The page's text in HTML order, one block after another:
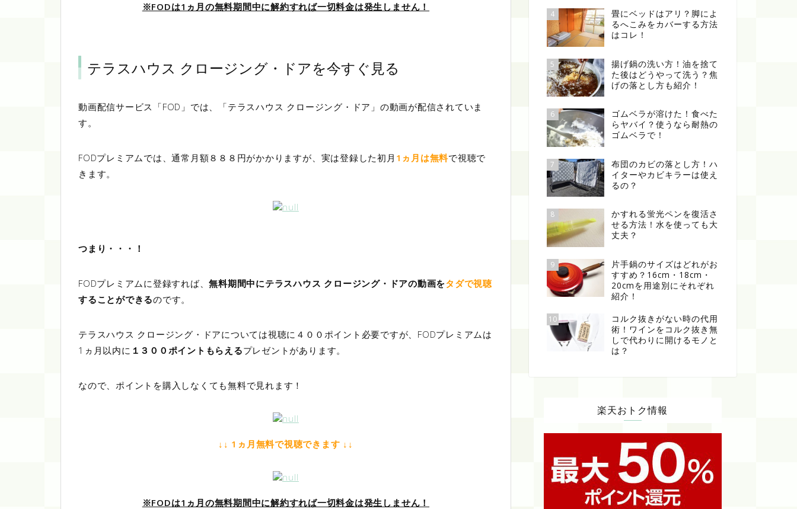
※FODは1ヵ月の無料期間中に解約すれば一切料金は発生しません！
テラスハウス クロージング・ドアを今すぐ見る
動画配信サービス「FOD」では、「テラスハウス クロージング・ドア」の動画が配信されていま
す。
FODプレミアムでは、通常月額８８８円がかかりますが、実は登録した初月 1ヵ月は無料で視聴で
きます。
つまり・・・！
FODプレミアムに登録すれば、無料期間中にテラスハウス クロージング・ドアの動画をタダで視聴
することができるのです。
テラスハウス クロージング・ドアについては視聴に４００ポイント必要ですが、FODプレミアムは
1ヵ月以内に １３００ポイントもらえるプレゼントがあります。
なので、ポイントを購入しなくても無料で見れます！
↓↓ 1ヵ月無料で視聴できます ↓↓
※FODは1ヵ月の無料期間中に解約すれば一切料金は発生しません！
4
畳にベッドはアリ？脚によ
るへこみをカバーする方法
はコレ！
5
揚げ鍋の洗い方！油を捨て
た後はどうやって洗う？焦
げの落とし方も紹介！
6
ゴムベラが溶けた！食べた
らヤバイ？使うなら耐熱の
ゴムベラで！
7
布団のカビの落とし方！ハ
イターやカビキラーは使え
るの？
8
かすれる蛍光ペンを復活さ
せる方法！水を使っても大
丈夫？
9
片手鍋のサイズはどれがお
すすめ？16cm・18cm・
20cmを用途別にそれぞれ
紹介！
10
コルク抜きがない時の代用
術！ワインをコルク抜き無
しで代わりに開けるモノと
は？
楽天おトク情報